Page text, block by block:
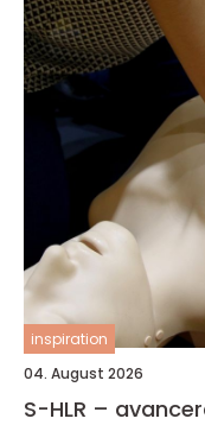
inspiration
04. August 2026
S-HLR –